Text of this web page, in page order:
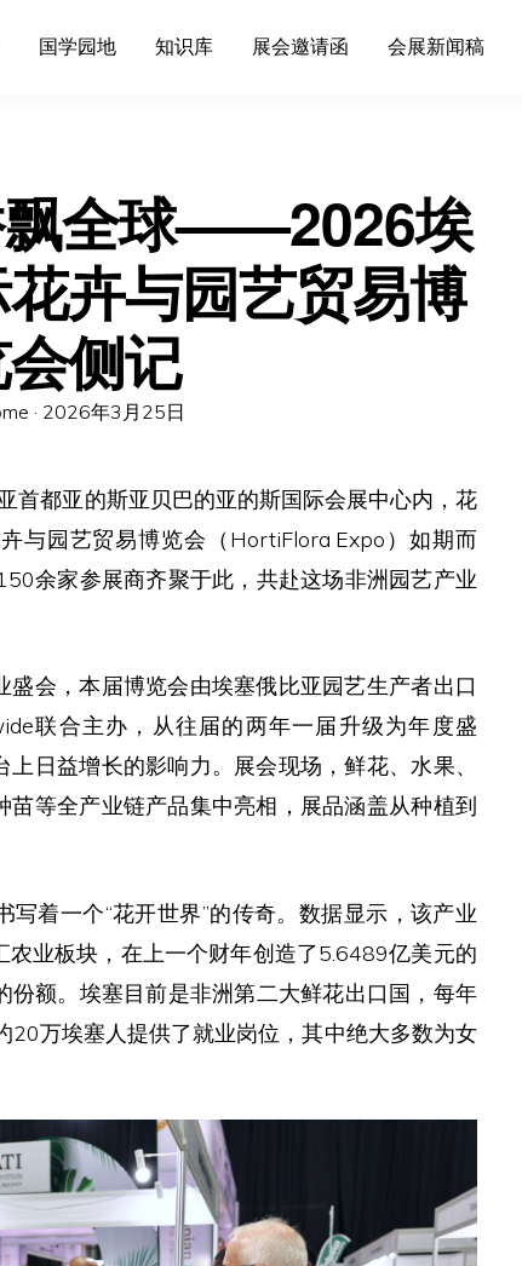
国学园地 知识库 展会邀请函 会展新闻稿
飘全球——2026埃
卉与园艺贸易博
侧记
· Posted
2026年3月25日
首都亚的斯亚贝巴的亚的斯国际会展中心内，花
与园艺贸易博览会（HortiFlora Expo）如期而
余家参展商齐聚于此，共赴这场非洲园艺产业
会，本届博览会由埃塞俄比亚园艺生产者出口
联合主办，从往届的两年一届升级为年度盛
日益增长的影响力。展会现场，鲜花、水果、
等全产业链产品集中亮相，展品涵盖从种植到
着一个“花开世界”的传奇。数据显示，该产业
业板块，在上一个财年创造了5.6489亿美元的
份额。埃塞目前是非洲第二大鲜花出口国，每年
万埃塞人提供了就业岗位，其中绝大多数为女